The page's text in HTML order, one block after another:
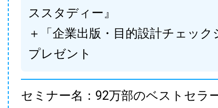
ススタディー』
＋「企業出版・目的設計チェック
プレゼント
セミナー名：92万部のベストセラ